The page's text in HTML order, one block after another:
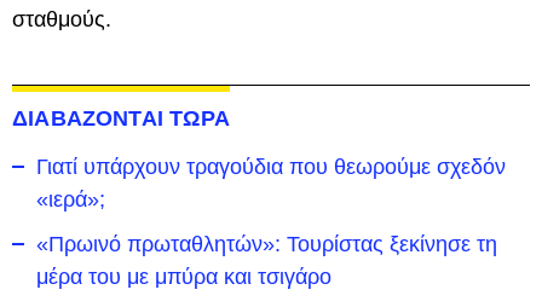
σταθμούς.
ΔΙΑΒΑΖΟΝΤΑΙ ΤΩΡΑ
Γιατί υπάρχουν τραγούδια που θεωρούμε σχεδόν
«ιερά»;
«Πρωινό πρωταθλητών»: Τουρίστας ξεκίνησε τη
μέρα του με μπύρα και τσιγάρο